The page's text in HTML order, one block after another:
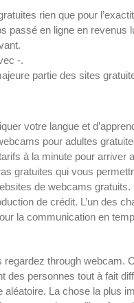
rien que pour
passé en ligne en revenus
-.
partie des sites
votre langue et
pour adultes
à la minute pour arriver
gratuites qui vous
de webcams gratuits.
de crédit. L’un des
la communication en
through webcam.
des personnes tout à fait
La chose la plus